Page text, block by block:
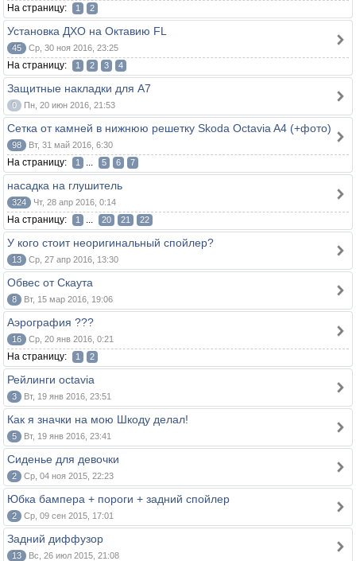
На страницу: 1 2
Установка ДХО на Октавию FL
45 Ср, 30 ноя 2016, 23:25
На страницу: 1 2 3 4
Защитные накладки для А7
0 Пн, 20 июн 2016, 21:53
Сетка от камней в нижнюю решетку Skoda Octavia A4 (+фото)
98 Вт, 31 май 2016, 6:30
На страницу: 1 ... 5 6 7
насадка на глушитель
324 Чт, 28 апр 2016, 0:14
На страницу: 1 ... 20 21 22
У кого стоит неоригинальный спойлер?
13 Ср, 27 апр 2016, 13:30
Обвес от Скаута
8 Вт, 15 мар 2016, 19:06
Аэрография ???
16 Ср, 20 янв 2016, 0:21
На страницу: 1 2
Рейлинги octavia
3 Вт, 19 янв 2016, 23:51
Как я значки на мою Шкоду делал!
5 Вт, 19 янв 2016, 23:41
Сиденье для девочки
2 Ср, 04 ноя 2015, 22:23
Юбка бампера + пороги + задний спойлер
2 Ср, 09 сен 2015, 17:01
Задний диффузор
13 Вс, 26 июл 2015, 21:08